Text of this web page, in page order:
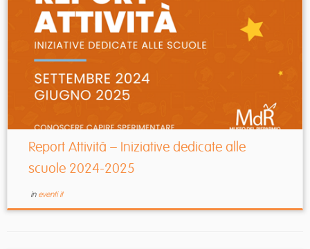
Report Attività – Iniziative dedicate alle
scuole 2024-2025
in eventi it